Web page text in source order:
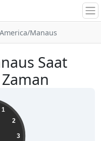
America/Manaus
Saat
1
2
3